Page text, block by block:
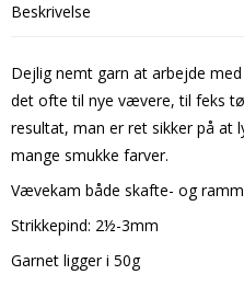
Beskrivelse
Dejlig nemt garn at arbejde
det ofte til nye vævere, til feks
resultat, man er ret sikker på at
mange smukke farver.
Vævekam både skafte- og
Strikkepind: 2½-3mm
Garnet ligger i 50g